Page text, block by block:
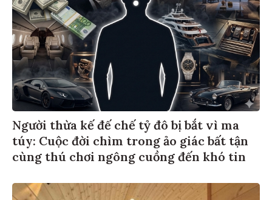
Người thừa kế đế chế tỷ đô bị bắt vì ma
túy: Cuộc đời chìm trong ảo giác bất tận
cùng thú chơi ngông cuồng đến khó tin